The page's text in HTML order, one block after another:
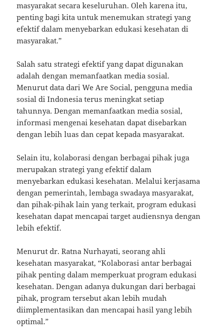
masyarakat secara keseluruhan. Oleh karena itu,
penting bagi kita untuk menemukan strategi yang
efektif dalam menyebarkan edukasi kesehatan di
masyarakat.”
Salah satu strategi efektif yang dapat digunakan
adalah dengan memanfaatkan media sosial.
Menurut data dari We Are Social, pengguna media
sosial di Indonesia terus meningkat setiap
tahunnya. Dengan memanfaatkan media sosial,
informasi mengenai kesehatan dapat disebarkan
dengan lebih luas dan cepat kepada masyarakat.
Selain itu, kolaborasi dengan berbagai pihak juga
merupakan strategi yang efektif dalam
menyebarkan edukasi kesehatan. Melalui kerjasama
dengan pemerintah, lembaga swadaya masyarakat,
dan pihak-pihak lain yang terkait, program edukasi
kesehatan dapat mencapai target audiensnya dengan
lebih efektif.
Menurut dr. Ratna Nurhayati, seorang ahli
kesehatan masyarakat, “Kolaborasi antar berbagai
pihak penting dalam memperkuat program edukasi
kesehatan. Dengan adanya dukungan dari berbagai
pihak, program tersebut akan lebih mudah
diimplementasikan dan mencapai hasil yang lebih
optimal.”